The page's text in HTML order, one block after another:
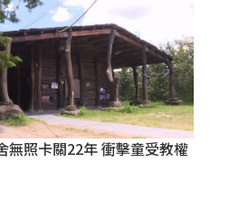
無照卡關22年 衝擊童受教權